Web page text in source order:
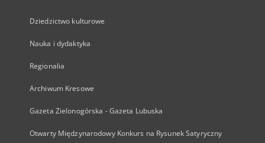
Dziedzictwo kulturowe
Nauka i dydaktyka
Regionalia
Archiwum Kresowe
Gazeta Zielonogórska - Gazeta Lubuska
Otwarty Międzynarodowy Konkurs na Rysunek Satyryczny